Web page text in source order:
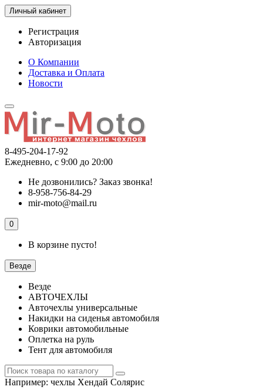
Личный кабинет
Регистрация
Авторизация
О Компании
Доставка и Оплата
Новости
8-495-204-17-92
Ежедневно, с 9:00 до 20:00
Не дозвонились? Заказ звонка!
8-958-756-84-29
mir-moto@mail.ru
0
В корзине пусто!
Везде
Везде
АВТОЧЕХЛЫ
Авточехлы универсальные
Накидки на сиденья автомобиля
Коврики автомобильные
Оплетка на руль
Тент для автомобиля
Например: чехлы Хендай Солярис